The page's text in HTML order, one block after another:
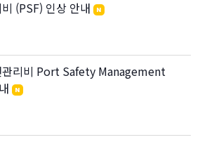
(PSF) 인상 안내
관리비 Port Safety Management